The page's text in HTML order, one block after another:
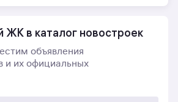
ЖК в каталог новостроек
объявления
и их официальных